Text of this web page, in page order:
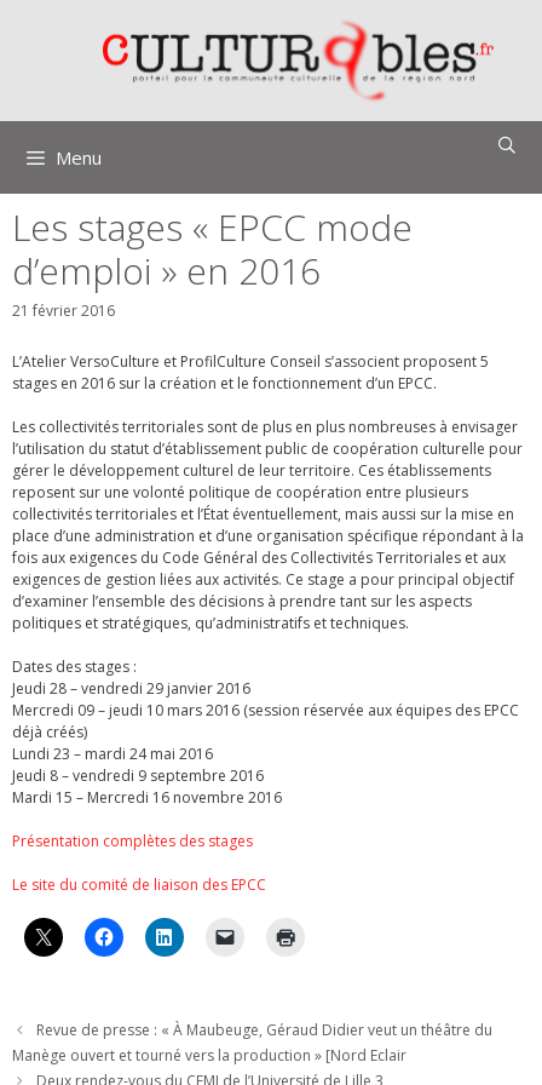
Menu
Les stages « EPCC mode
d’emploi » en 2016
21 février 2016
L’Atelier VersoCulture et ProfilCulture Conseil s’associent proposent 5
stages en 2016 sur la création et le fonctionnement d’un EPCC.
Les collectivités territoriales sont de plus en plus nombreuses à envisager
l’utilisation du statut d’établissement public de coopération culturelle pour
gérer le développement culturel de leur territoire. Ces établissements
reposent sur une volonté politique de coopération entre plusieurs
collectivités territoriales et l’État éventuellement, mais aussi sur la mise en
place d’une administration et d’une organisation spécifique répondant à la
fois aux exigences du Code Général des Collectivités Territoriales et aux
exigences de gestion liées aux activités. Ce stage a pour principal objectif
d’examiner l’ensemble des décisions à prendre tant sur les aspects
politiques et stratégiques, qu’administratifs et techniques.
Dates des stages :
Jeudi 28 – vendredi 29 janvier 2016
Mercredi 09 – jeudi 10 mars 2016 (session réservée aux équipes des EPCC
déjà créés)
Lundi 23 – mardi 24 mai 2016
Jeudi 8 – vendredi 9 septembre 2016
Mardi 15 – Mercredi 16 novembre 2016
Présentation complètes des stages
Le site du comité de liaison des EPCC
Revue de presse : « À Maubeuge, Géraud Didier veut un théâtre du
Manège ouvert et tourné vers la production » [Nord Eclair